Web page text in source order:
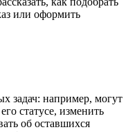
или оформить
задач: например, могут
статусе, изменить
об оставшихся